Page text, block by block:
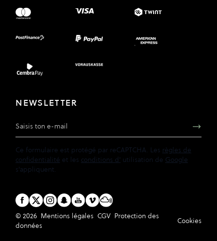
NEWSLETTER
Adresse e-mail
Ce formulaire est protégé par reCAPTCHA. Les règles de
confidentialité et les conditions d' utilisation de Google
s'appliquent.
© 2026 Mentions légales CGV Protection des
données
Cookies